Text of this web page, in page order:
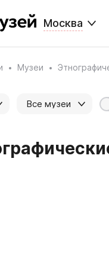
Москва
Музеи
Все музеи